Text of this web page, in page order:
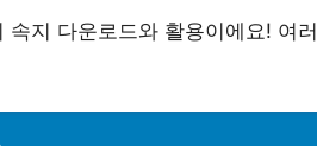
속지 다운로드와 활용이에요! 여